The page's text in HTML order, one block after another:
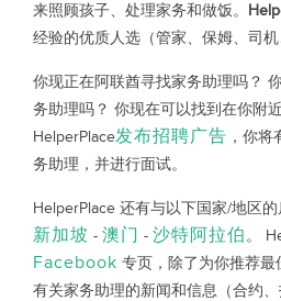
来照顾孩子、处理家务和做饭。
经验的优质人选（管家、保姆、司
你现正在阿联酋寻找家务助理吗？
务助理吗？ 你现在可以找到在你附
HelperPlace发布招聘广告 ，你
务助理，并进行面试。
HelperPlace 还有与以下国家/地区的
新加坡 - 澳门 - 沙特阿拉伯。
Facebook 专页，除了为你推荐
有关家务助理的新闻和信息（合约